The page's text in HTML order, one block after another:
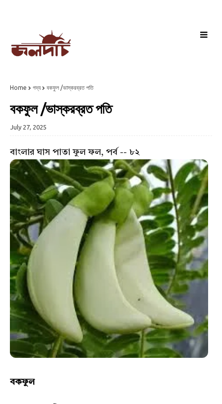
Home গদ্য বকফুল /ভাস্করব্রত পতি
বকফুল /ভাস্করব্রত পতি
July 27, 2025
বাংলার ঘাস পাতা ফুল ফল, পর্ব -- ৮২
বকফুল